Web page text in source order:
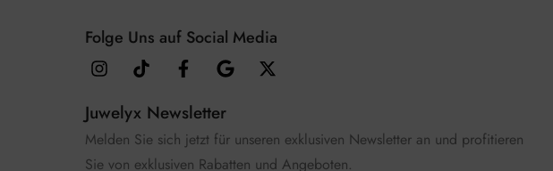
Folge Uns auf Social Media
Juwelyx Newsletter
Melden Sie sich jetzt für unseren exklusiven Newsletter an und profitieren
Sie von exklusiven Rabatten und Angeboten.